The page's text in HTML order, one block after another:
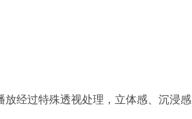
放经过特殊透视处理，立体感、沉浸感